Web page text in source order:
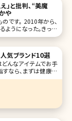
」と批判、“美魔
や
す。 2010年から、
ようになった。きっか
』（現在は『美
気ブランド10選
んなアイテムでお手
なら、まずは健康な
イしてみたいのがド
いるコス